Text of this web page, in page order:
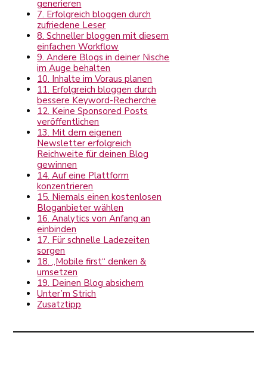
generieren
7. Erfolgreich bloggen durch
zufriedene Leser
8. Schneller bloggen mit diesem
einfachen Workflow
9. Andere Blogs in deiner Nische
im Auge behalten
10. Inhalte im Voraus planen
11. Erfolgreich bloggen durch
bessere Keyword-Recherche
12. Keine Sponsored Posts
veröffentlichen
13. Mit dem eigenen
Newsletter erfolgreich
Reichweite für deinen Blog
gewinnen
14. Auf eine Plattform
konzentrieren
15. Niemals einen kostenlosen
Bloganbieter wählen
16. Analytics von Anfang an
einbinden
17. Für schnelle Ladezeiten
sorgen
18. „Mobile first“ denken &
umsetzen
19. Deinen Blog absichern
Unter’m Strich
Zusatztipp